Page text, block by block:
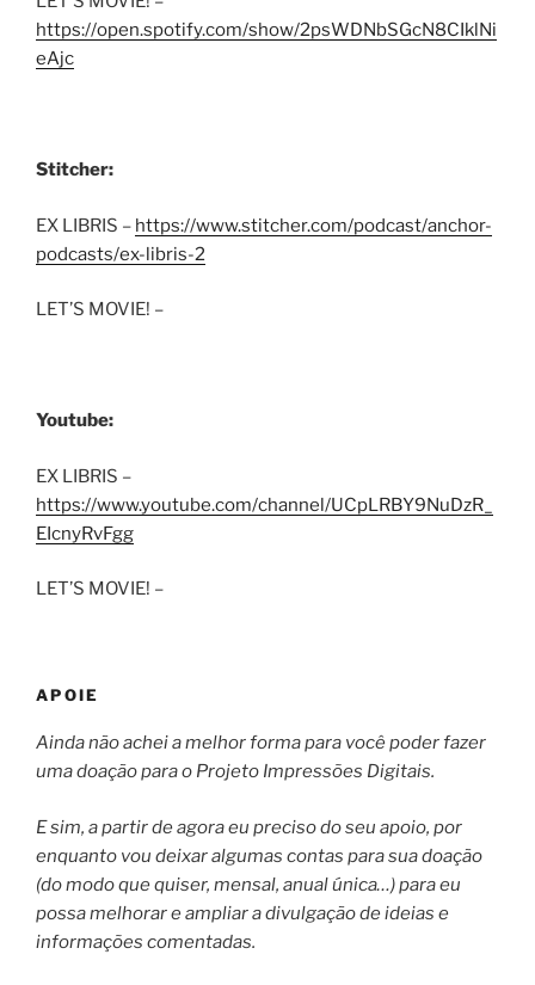
https://open.spotify.com/show/2psWDNbSGcN8CIklNi
eAjc
Stitcher:
EX LIBRIS – https://www.stitcher.com/podcast/anchor-
podcasts/ex-libris-2
LET’S MOVIE! –
Youtube:
EX LIBRIS –
https://www.youtube.com/channel/UCpLRBY9NuDzR_
EIcnyRvFgg
LET’S MOVIE! –
APOIE
Ainda não achei a melhor forma para você poder fazer
uma doação para o Projeto Impressões Digitais.
E sim, a partir de agora eu preciso do seu apoio, por
enquanto vou deixar algumas contas para sua doação
(do modo que quiser, mensal, anual única…) para eu
possa melhorar e ampliar a divulgação de ideias e
informações comentadas.